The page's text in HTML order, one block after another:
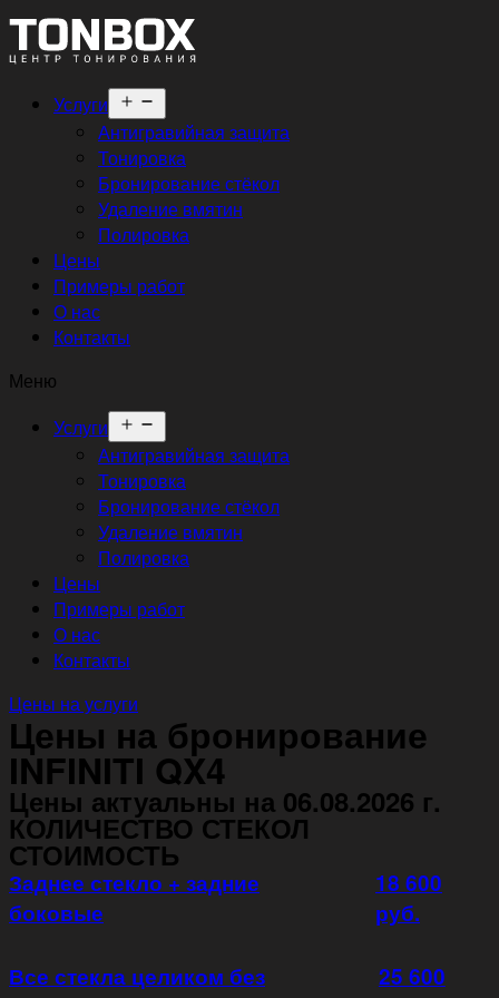
Услуги
меню
Антигравийная защита
Тонировка
Бронирование стёкол
Удаление вмятин
Полировка
Цены
Примеры работ
О нас
Контакты
Меню
Услуги
меню
Антигравийная защита
Тонировка
Бронирование стёкол
Удаление вмятин
Полировка
Цены
Примеры работ
О нас
Контакты
Цены на услуги
Цены на бронирование
INFINITI QX4
Цены актуальны на 06.08.2026 г.
КОЛИЧЕСТВО СТЕКОЛ
СТОИМОСТЬ
Заднее стекло + задние
боковые
18 600
руб.
Все стекла целиком без
25 600